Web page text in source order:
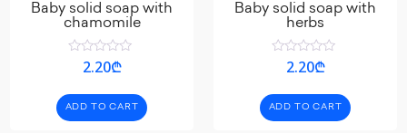
Baby solid soap with
chamomile
Rated
of
5
2.20₾
ADD TO CART
Baby solid soap with
herbs
Rated
of
5
2.20₾
ADD TO CART